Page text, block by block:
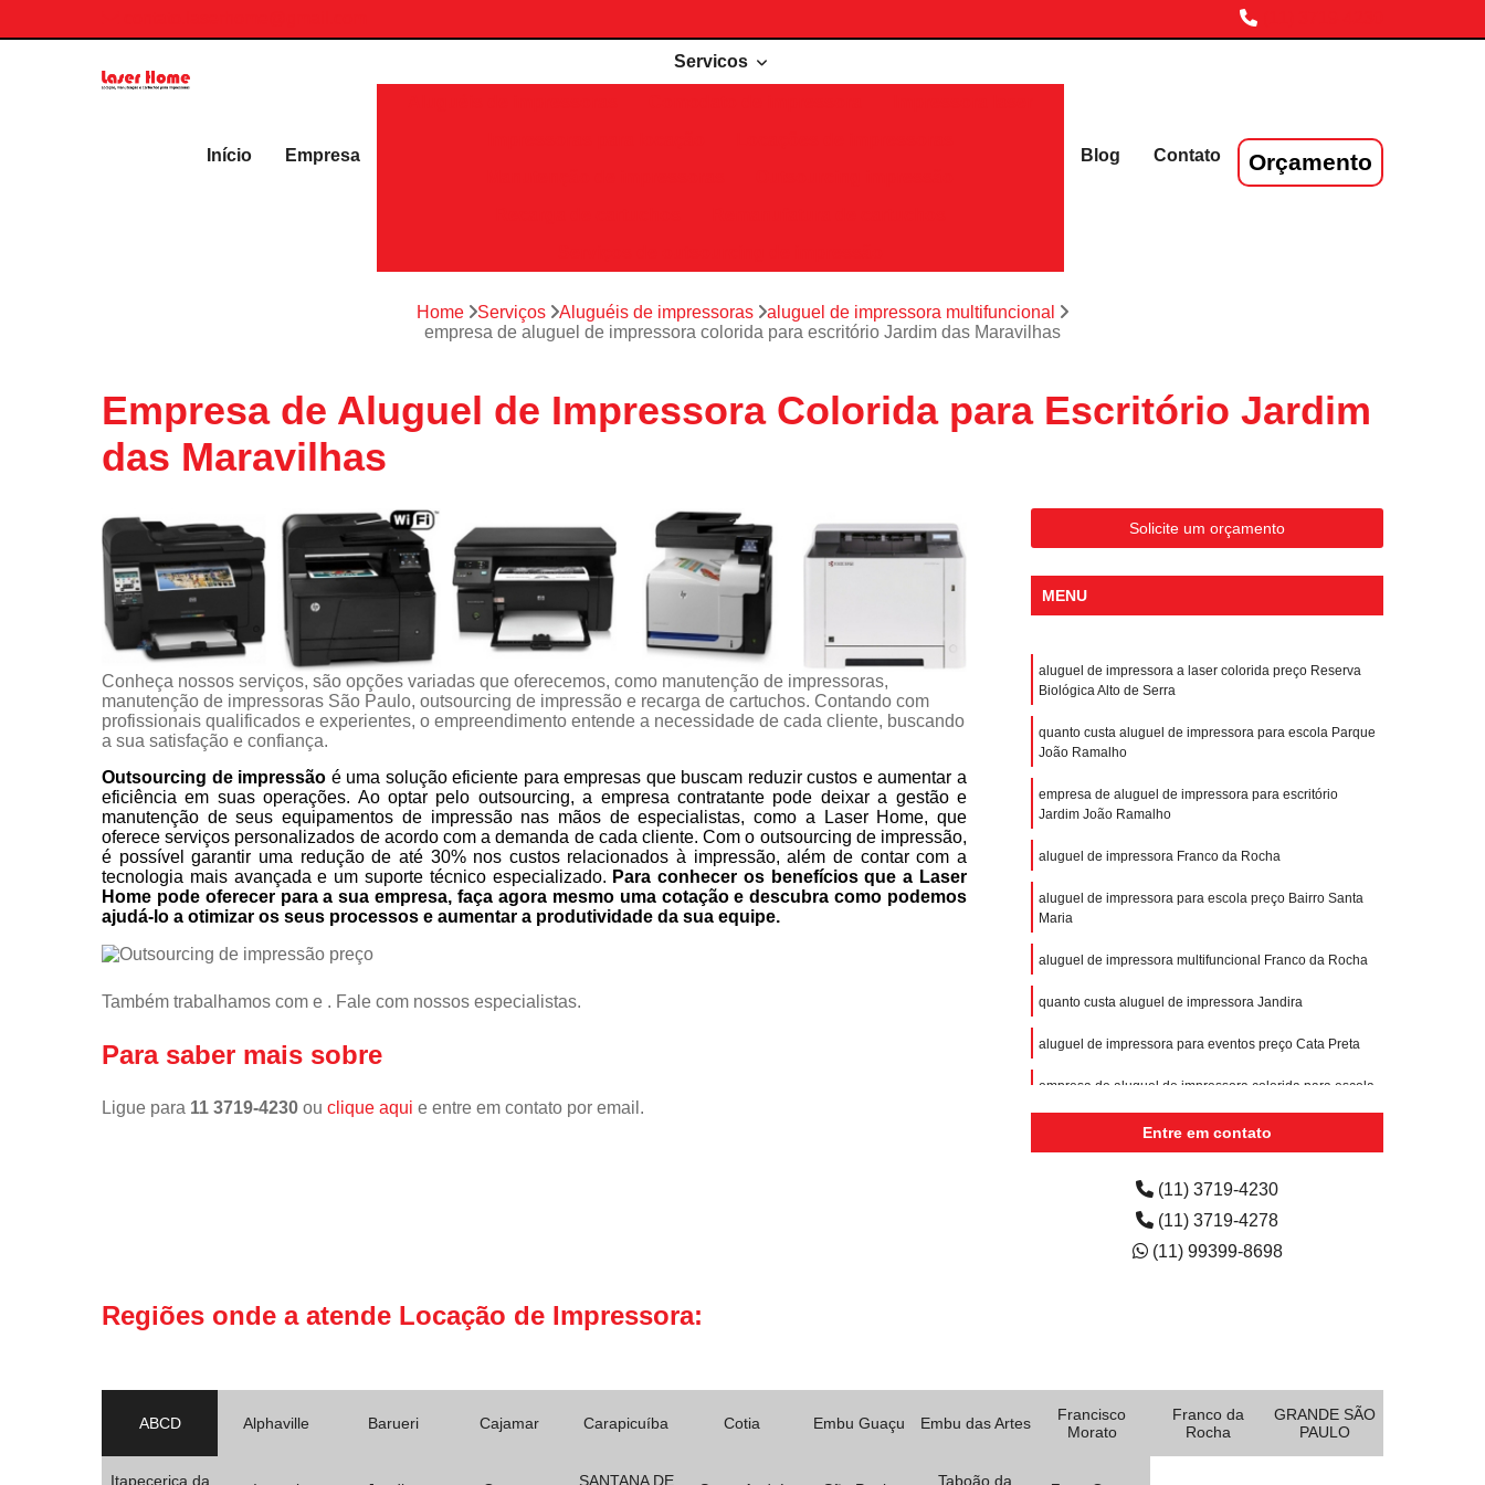
Início Empresa
Servicos
Blog Contato Orçamento
Home Serviços Aluguéis de impressoras
aluguel de impressora multifuncional
empresa de aluguel de impressora colorida para escritório Jardim das Maravilhas
Empresa de Aluguel de Impressora Colorida para Escritório Jardim
das Maravilhas
Conheça nossos serviços, são opções variadas que oferecemos, como manutenção de impressoras,
manutenção de impressoras São Paulo, outsourcing de impressão e recarga de cartuchos. Contando com
profissionais qualificados e experientes, o empreendimento entende a necessidade de cada cliente, buscando
a sua satisfação e confiança.
Outsourcing de impressão é uma solução eficiente para empresas que buscam reduzir custos e aumentar a
eficiência em suas operações. Ao optar pelo outsourcing, a empresa contratante pode deixar a gestão e
manutenção de seus equipamentos de impressão nas mãos de especialistas, como a Laser Home, que
oferece serviços personalizados de acordo com a demanda de cada cliente. Com o outsourcing de impressão,
é possível garantir uma redução de até 30% nos custos relacionados à impressão, além de contar com a
tecnologia mais avançada e um suporte técnico especializado. Para conhecer os benefícios que a Laser
Home pode oferecer para a sua empresa, faça agora mesmo uma cotação e descubra como podemos
ajudá-lo a otimizar os seus processos e aumentar a produtividade da sua equipe.
Também trabalhamos com e . Fale com nossos especialistas.
Para saber mais sobre
Ligue para 11 3719-4230 ou clique aqui e entre em contato por email.
Solicite um orçamento
MENU
aluguel de impressora a laser colorida preço Reserva
Biológica Alto de Serra
quanto custa aluguel de impressora para escola Parque
João Ramalho
empresa de aluguel de impressora para escritório
Jardim João Ramalho
aluguel de impressora Franco da Rocha
aluguel de impressora para escola preço Bairro Santa
Maria
aluguel de impressora multifuncional Franco da Rocha
quanto custa aluguel de impressora Jandira
aluguel de impressora para eventos preço Cata Preta
empresa de aluguel de impressora colorida para escola
Entre em contato
(11) 3719-4230
(11) 3719-4278
(11) 99399-8698
Regiões onde a atende Locação de Impressora:
ABCD Alphaville Barueri Cajamar Carapicuíba Cotia Embu Guaçu Embu das Artes
Francisco
Morato
Franco da
Rocha
GRANDE SÃO
PAULO
Itapecerica da SANTANA DE Taboão da